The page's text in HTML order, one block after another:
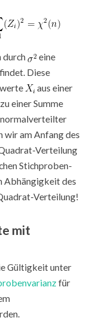
durch
eine
Diese
aus einer
einer Summe
wir am Anfang des
Verteilung
Stichproben-
Abhängigkeit des
Verteilung!
mit
Gültigkeit unter
für